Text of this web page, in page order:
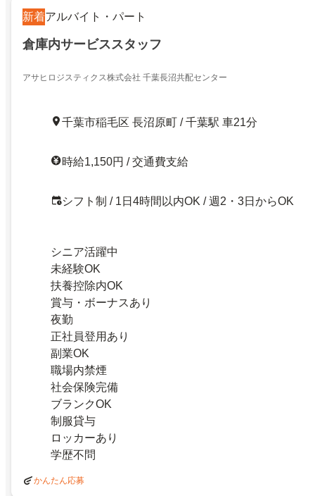
新着アルバイト・パート
倉庫内サービススタッフ
アサヒロジスティクス株式会社 千葉長沼共配センター
千葉市稲毛区 長沼原町 / 千葉駅 車21分
時給1,150円 / 交通費支給
シフト制 / 1日4時間以内OK / 週2・3日からOK
シニア活躍中
未経験OK
扶養控除内OK
賞与・ボーナスあり
夜勤
正社員登用あり
副業OK
職場内禁煙
社会保険完備
ブランクOK
制服貸与
ロッカーあり
学歴不問
かんたん応募